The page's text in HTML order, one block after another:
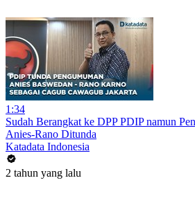
1:34
Sudah Berangkat ke DPP PDIP namun
Anies-Rano Ditunda
Katadata Indonesia
2 tahun yang lalu